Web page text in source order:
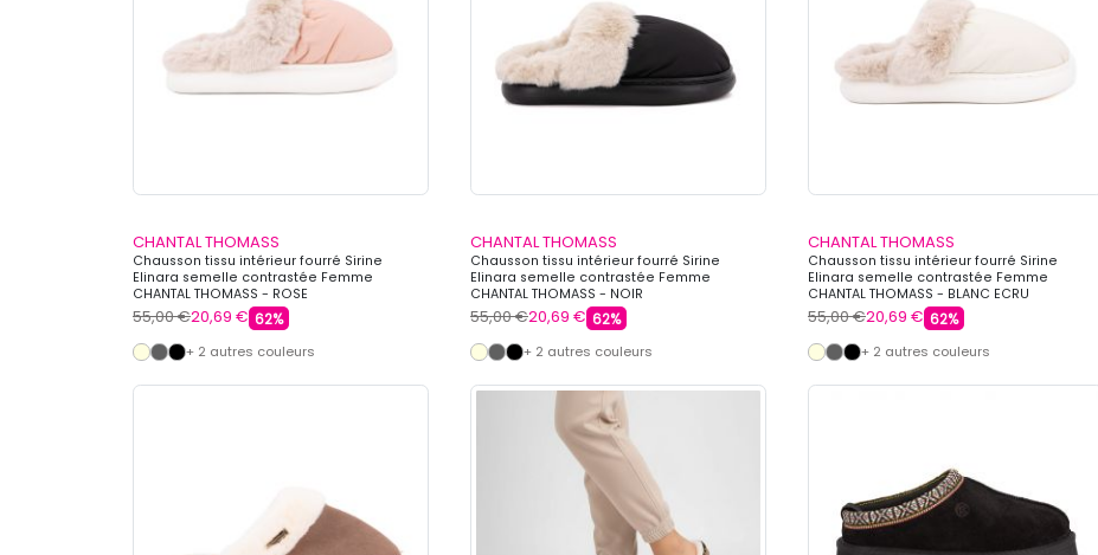
CHANTAL THOMASS
Chausson tissu intérieur fourré Sirine
Elinara semelle contrastée Femme
CHANTAL THOMASS - ROSE
55,00 €20,69 € 62%
+ 2 autres couleurs
CHANTAL THOMASS
Chausson tissu intérieur fourré Sirine
Elinara semelle contrastée Femme
CHANTAL THOMASS - NOIR
55,00 €20,69 € 62%
+ 2 autres couleurs
CHANTAL THOMASS
Chausson tissu intérieur fourré Sirine
Elinara semelle contrastée Femme
CHANTAL THOMASS - BLANC ECRU
55,00 €20,69 € 62%
+ 2 autres couleurs